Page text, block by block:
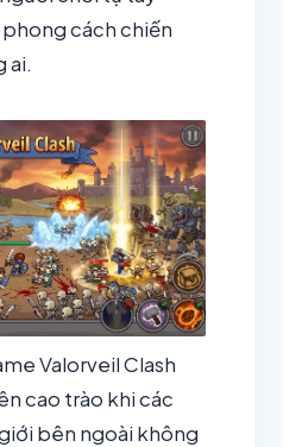
cách chiến
ai.
Valorveil Clash
cao trào khi các
bên ngoài không